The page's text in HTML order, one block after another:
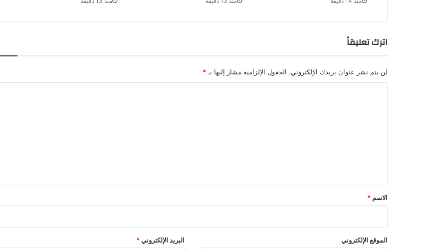
اترك تعليقاً
لن يتم نشر عنوان بريدك الإلكتروني. الحقول الإلزامية مشار إليها بـ *
*
الاسم *
البريد الإلكتروني* الموقع الإلكتروني